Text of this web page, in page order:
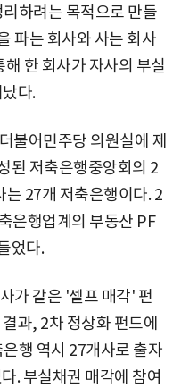
하려는 목적으로 만들
파는 회사와 사는 회사
한 회사가 자사의 부실
다.
불어민주당 의원실에 제
된 저축은행중앙회의 2
는 27개 저축은행이다. 2
은행업계의 부동산 PF
었다.
가 같은 '셀프 매각' 펀
과, 2차 정상화 펀드에
행 역시 27개사로 출자
. 부실채권 매각에 참여